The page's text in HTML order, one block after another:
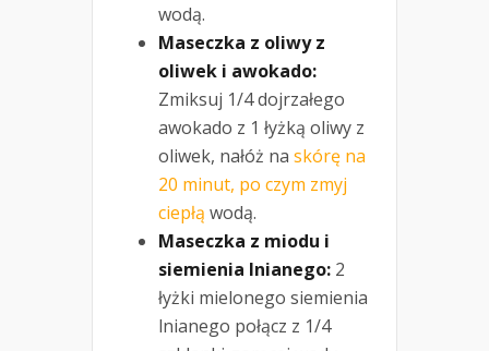
wodą.
Maseczka z oliwy z
oliwek i awokado:
Zmiksuj 1/4 dojrzałego
awokado z 1 łyżką oliwy z
oliwek, nałóż na skórę na
20 minut, po czym zmyj
ciepłą wodą.
Maseczka z miodu i
siemienia lnianego: 2
łyżki mielonego siemienia
lnianego połącz z 1/4